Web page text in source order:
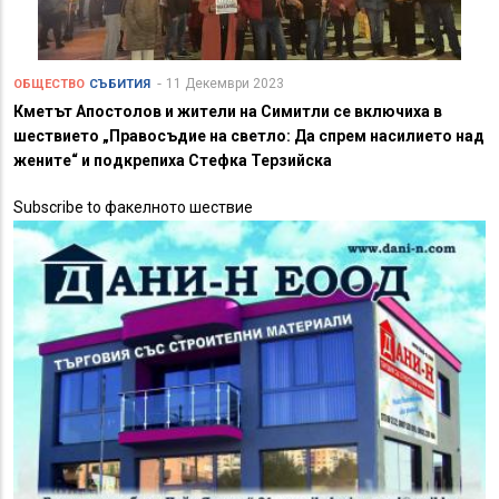
ОБЩЕСТВО СЪБИТИЯ 11 Декември 2023
Кметът Апостолов и жители на Симитли се включиха в
шествието „Правосъдие на светло: Да спрем насилието над
жените“ и подкрепиха Стефка Терзийска
Subscribe to факелното шествие